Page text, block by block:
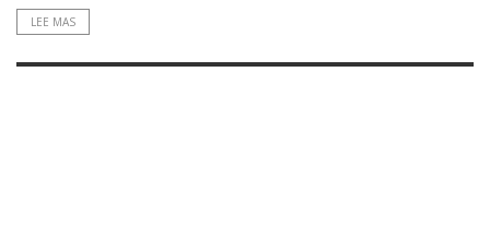
LEE MAS